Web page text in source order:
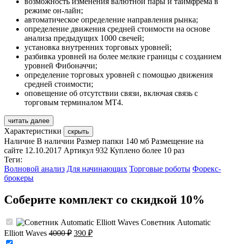
режиме он-лайн;
автоматическое определение направления рынка;
определение движения средней стоимости на основе
анализа предыдущих 1000 свечей;
установка внутренних торговых уровней;
разбивка уровней на более мелкие границы с созданием
уровней Фибоначчи;
определение торговых уровней с помощью движения
средней стоимости;
оповещение об отсутствии связи, включая связь с
торговым терминалом MT4.
читать далее
Характеристики скрыть
Наличие В наличии Размер папки 140 мб Размещение на
сайте 12.10.2017 Артикул 932 Куплено более 10 раз
Теги:
Волновой анализ Для начинающих Торговые роботы Форекс-
брокеры
Соберите комплект со скидкой 10%
Советник Automatic
Elliott Waves 4000₽ Первоначальная
390 ₽Текущая